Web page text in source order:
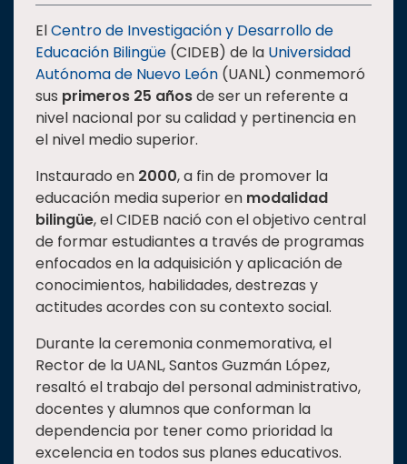
Oferta
educativa
Estudiantes
Rectoría
Internacionalización
Responsabilidad
social
Vinculación
Historia
Universiada
Nacional
ElCentro de Investigación y Desarrollo de
Educación Bilingüe (CIDEB) de la Universidad
Autónoma de Nuevo León (UANL) conmemoró
sus primeros 25 añosde ser un referente a
nivel nacional por su calidad y pertinencia en
el nivel medio superior.
Instaurado en 2000, a fin de promover la
educación media superior en modalidad
bilingüe, el CIDEB nació con el objetivo central
de formar estudiantes a través de programas
enfocados en la adquisición y aplicación de
conocimientos, habilidades, destrezas y
actitudes acordes con su contexto social.
Durante la ceremonia conmemorativa, el
Rector de la UANL, Santos Guzmán López,
resaltó el trabajo del personal administrativo,
docentes y alumnos que conforman la
dependencia por tener como prioridad la
excelencia en todos sus planes educativos.